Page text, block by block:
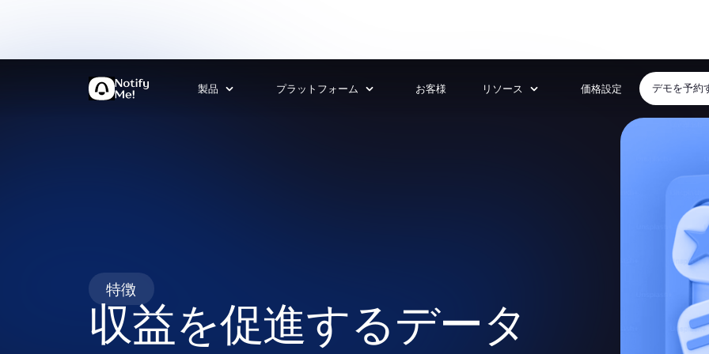
製品 プラットフォーム お客様 リソース 価格設定 デモを予約
特徴
収益を促進するデータ